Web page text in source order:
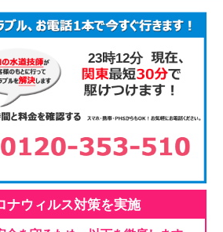
23時12分
ナウィルス対策を実施